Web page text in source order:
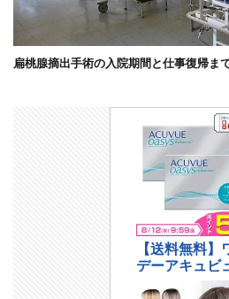
扁桃腺摘出手術の入院期間と仕事復帰ま